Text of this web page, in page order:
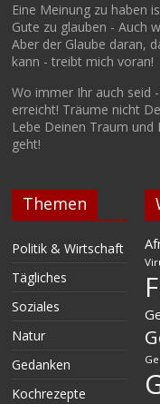
Eine Meinung zu haben
Gute zu glauben - Auch
Aber der Glaube daran,
kann - treibt mich voran!
Wo immer Ihr auch seid
erreicht! Träume nicht
Lebe Deinen Traum
geht!
Themen
Politik & Wirtschaft
Tägliches
Soziales
Natur
Gedanken
Kochrezepte